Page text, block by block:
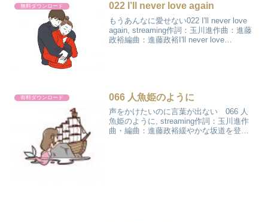
無料ダウンロード 022 I’ll never love again
もうあんなに愛せない022 I'll never love
again, streaming作詞：玉川進作曲：進藤
政裕編曲：進藤政裕I'll never love
有料ダウンロード 066 人魚姫のように
声をかけたいのに言葉が出ない 066 人
魚姫のように, streaming作詞：玉川進作
曲・編曲：進藤政裕緩やかな坂道を登れ